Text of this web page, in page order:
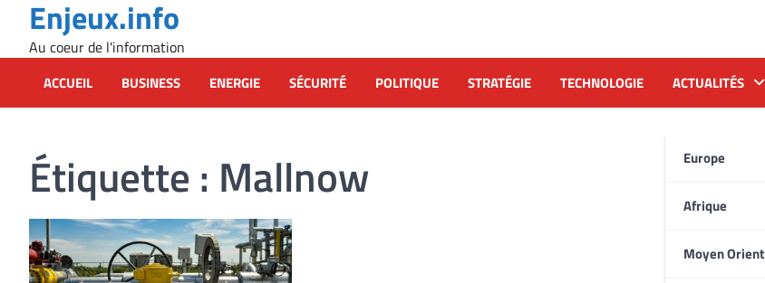
content
Enjeux.info
Au coeur de l'information
ACCUEIL BUSINESS ENERGIE SÉCURITÉ POLITIQUE STRATÉGIE TECHNOLOGIE ACTUALITÉS
Europe
Afrique
Moyen Orient
Étiquette : Mallnow